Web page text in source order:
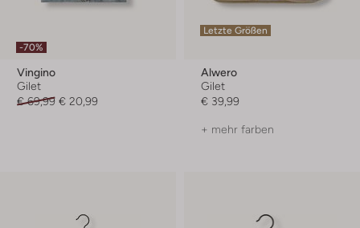
-70%
Vingino
Gilet
€ 69,99 € 20,99
Letzte Größen
Alwero
Gilet
€ 39,99
+ mehr farben